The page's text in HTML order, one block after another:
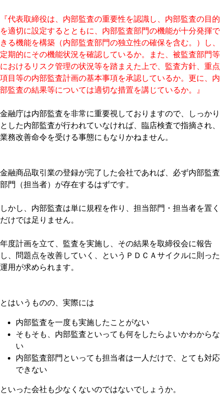
『代表取締役は、内部監査の重要性を認識し、内部監査の目的
を適切に設定するとともに、内部監査部門の機能が十分発揮で
きる機能を構築（内部監査部門の独立性の確保を含む。）し、
定期的にその機能状況を確認しているか。また、被監査部門等
におけるリスク管理の状況等を踏まえた上で、監査方針、重点
項目等の内部監査計画の基本事項を承認しているか。更に、内
部監査の結果等については適切な措置を講じているか。』
金融庁は内部監査を非常に重要視しておりますので、しっかり
とした内部監査が行われていなければ、臨店検査で指摘され、
業務改善命令を受ける事態にもなりかねません。
金融商品取引業の登録が完了した会社であれば、必ず内部監査
部門（担当者）が存在するはずです。
しかし、内部監査は単に規程を作り、担当部門・担当者を置く
だけでは足りません。
年度計画を立て、監査を実施し、その結果を取締役会に報告
し、問題点を改善していく、というＰＤＣＡサイクルに則った
運用が求められます。
とはいうものの、実際には
内部監査を一度も実施したことがない
そもそも、内部監査といっても何をしたらよいかわからな
い
内部監査部門といっても担当者は一人だけで、とても対応
できない
といった会社も少なくないのではないでしょうか。